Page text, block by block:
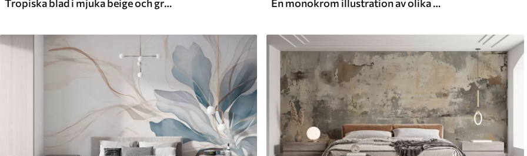
Tropiska blad i mjuka beige och gröna toner, med en akvarelleffekt och mjuka färgövergångar En monokrom illustration av olika beige växter och spikelets med fina, skira linjer och texturer